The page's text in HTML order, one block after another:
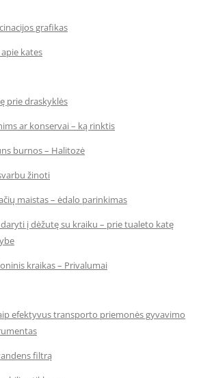
grafikas
kates
prie draskyklės
ar konservai – ką rinktis
burnos – Halitozė
žinoti
maistas – ėdalo parinkimas
į dėžutę su kraiku – prie tualeto katę
kraikas – Privalumai
efektyvus transporto priemonės gyvavimo
filtrą